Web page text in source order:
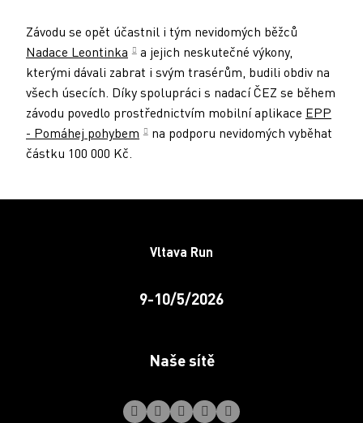
Závodu se opět účastnil i tým nevidomých běžců
Nadace Leontinka a jejich neskutečné výkony,
kterými dávali zabrat i svým trasérům, budili obdiv na
všech úsecích. Díky spolupráci s nadací ČEZ se během
závodu povedlo prostřednictvím mobilní aplikace EPP
- Pomáhej pohybem na podporu nevidomých vyběhat
částku 100 000 Kč.
Vltava Run
9-10/5/2026
Naše sítě